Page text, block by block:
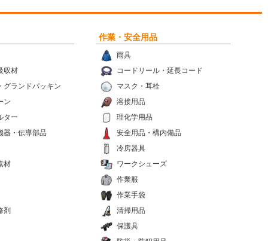
収材
グランドパッキン
ン
ター
器・伝導部品
材
剤
作業・安全用品
雨具
コードリール・延長コード
マスク・耳栓
溶接用品
理化学用品
安全用品・構内備品
冷房器具
ワークシューズ
作業服
作業手袋
清掃用品
保護具